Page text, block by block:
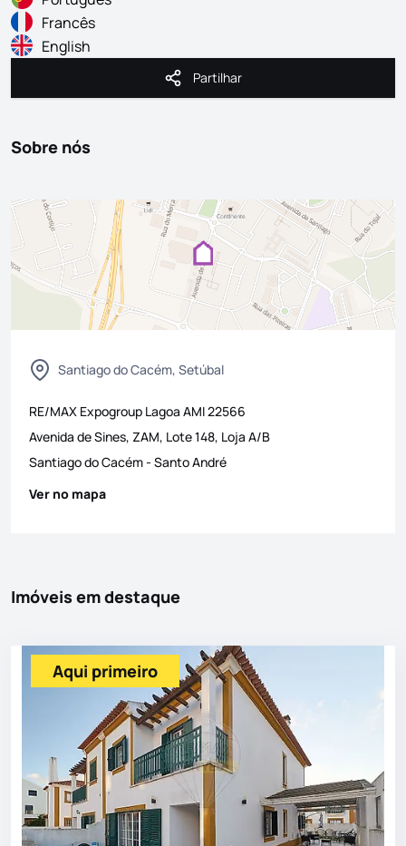
Francês
English
Partilhar
Partilhar
Sobre nós
Santiago do Cacém, Setúbal
RE/MAX Expogroup Lagoa AMI22566
Avenida de Sines, ZAM, Lote 148, Loja A/B
Santiago do Cacém- Santo André
Ver no mapa
Imóveis em destaque
Aqui primeiro